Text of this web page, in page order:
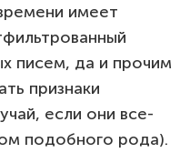
имеет
писем, да и прочим
признаки
если они все-
подобного рода).